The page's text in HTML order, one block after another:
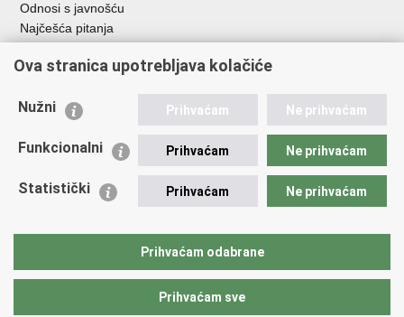
Odnosi s javnošću
Najčešća pitanja
Važne poveznice
EMN Nacionalna kontaktna točka za Republiku Hrvatsku
Policijska akademija
Zaklada policijske solidarnosti
Sindikati
Ova stranica upotrebljava kolačiće
Nužni Prihvaćam Ne prihvaćam
Funkcionalni Prihvaćam Ne prihvaćam
Statistički Prihvaćam Ne prihvaćam
Prihvaćam odabrane
Prihvaćam sve